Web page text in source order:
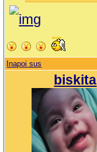
Inapoi sus
biskita